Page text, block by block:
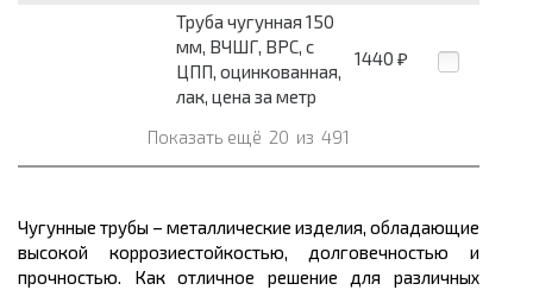
Труба чугунная 150
мм, ВЧШГ, ВРС, с
ЦПП, оцинкованная,
лак, цена за метр
1440 ₽
Показать ещё 20 из 491
Чугунные трубы – металлические изделия, обладающие
высокой коррозиестойкостью, долговечностью и
прочностью. Как отличное решение для различных